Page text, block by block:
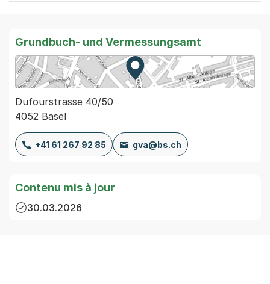
Grundbuch- und Vermessungsamt
Zur Karte von MapBS.
Externer Link, wird in einem
Dufourstrasse 40/50
4052 Basel
+41 61 267 92 85 gva@bs.ch
Contenu mis à jour
30.03.2026